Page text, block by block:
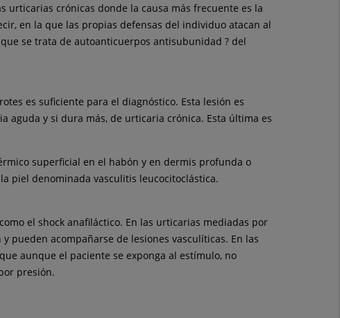
urticarias crónicas donde la causa más frecuente es la
en la que las propias defensas del individuo atacan al
se trata de autoanticuerpos antisubunidad ? del
es suficiente para el diagnóstico. Esta lesión es
aguda y si dura más, de urticaria crónica. Esta última es
superficial en el habón y en dermis profunda o
piel denominada vasculitis leucocitoclástica.
el shock anafiláctico. En las urticarias mediadas por
pueden acompañarse de lesiones vasculíticas. En las
aunque el paciente se exponga al estímulo, no
presión.